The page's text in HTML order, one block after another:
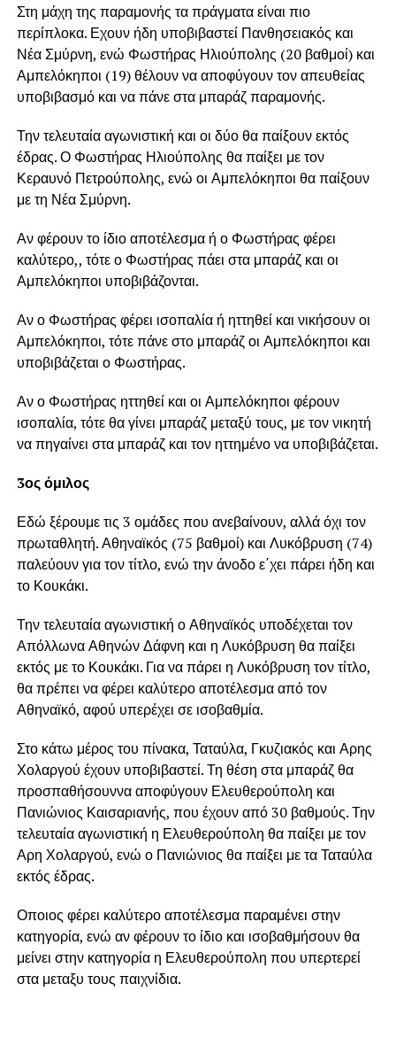
Στη μάχη της παραμονής τα πράγματα είναι πιο
περίπλοκα. Εχουν ήδη υποβιβαστεί Πανθησειακός και
Νέα Σμύρνη, ενώ Φωστήρας Ηλιούπολης (20 βαθμοί) και
Αμπελόκηποι (19) θέλουν να αποφύγουν τον απευθείας
υποβιβασμό και να πάνε στα μπαράζ παραμονής.
Την τελευταία αγωνιστική και οι δύο θα παίξουν εκτός
έδρας. Ο Φωστήρας Ηλιούπολης θα παίξει με τον
Κεραυνό Πετρούπολης, ενώ οι Αμπελόκηποι θα παίξουν
με τη Νέα Σμύρνη.
Αν φέρουν το ίδιο αποτέλεσμα ή ο Φωστήρας φέρει
καλύτερο,, τότε ο Φωστήρας πάει στα μπαράζ και οι
Αμπελόκηποι υποβιβάζονται.
Αν ο Φωστήρας φέρει ισοπαλία ή ηττηθεί και νικήσουν οι
Αμπελόκηποι, τότε πάνε στο μπαράζ οι Αμπελόκηποι και
υποβιβάζεται ο Φωστήρας.
Αν ο Φωστήρας ηττηθεί και οι Αμπελόκηποι φέρουν
ισοπαλία, τότε θα γίνει μπαράζ μεταξύ τους, με τον νικητή
να πηγαίνει στα μπαράζ και τον ηττημένο να υποβιβάζεται.
3ος όμιλος
Εδώ ξέρουμε τις 3 ομάδες που ανεβαίνουν, αλλά όχι τον
πρωταθλητή. Αθηναϊκός (75 βαθμοί) και Λυκόβρυση (74)
παλεύουν για τον τίτλο, ενώ την άνοδο ε΄χει πάρει ήδη και
το Κουκάκι.
Την τελευταία αγωνιστική ο Αθηναϊκός υποδέχεται τον
Απόλλωνα Αθηνών Δάφνη και η Λυκόβρυση θα παίξει
εκτός με το Κουκάκι. Για να πάρει η Λυκόβρυση τον τίτλο,
θα πρέπει να φέρει καλύτερο αποτέλεσμα από τον
Αθηναϊκό, αφού υπερέχει σε ισοβαθμία.
Στο κάτω μέρος του πίνακα, Ταταύλα, Γκυζιακός και Αρης
Χολαργού έχουν υποβιβαστεί. Τη θέση στα μπαράζ θα
προσπαθήσουννα αποφύγουν Ελευθερούπολη και
Πανιώνιος Καισαριανής, που έχουν από 30 βαθμούς. Την
τελευταία αγωνιστική η Ελευθερούπολη θα παίξει με τον
Αρη Χολαργού, ενώ ο Πανιώνιος θα παίξει με τα Ταταύλα
εκτός έδρας.
Οποιος φέρει καλύτερο αποτέλεσμα παραμένει στην
κατηγορία, ενώ αν φέρουν το ίδιο και ισοβαθμήσουν θα
μείνει στην κατηγορία η Ελευθερούπολη που υπερτερεί
στα μεταξυ τους παιχνίδια.